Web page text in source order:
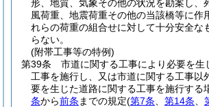
形、地質、気象その他の状況を勘案し、
風荷重、地震荷重その他の当該橋等に作
れらの荷重の組合せに対して十分安全な
らない。
(附帯工事等の特例)
第39条
市道に関する工事により必要を生
工事を施行し、又は市道に関する工事以
要を生じた道路に関する工事を施行する
条から前条 までの規定(第7条 第14条